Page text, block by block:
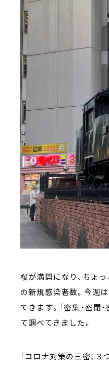
桜が満開になり、ちょ
の新規感染者数。今週
てきます。「密集・密閉
て調べてきました。
「コロナ対策の三密、３